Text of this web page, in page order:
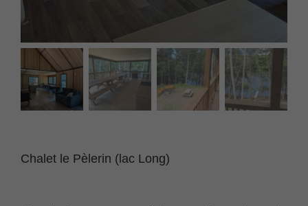
Chalet le Pèlerin (lac Long)